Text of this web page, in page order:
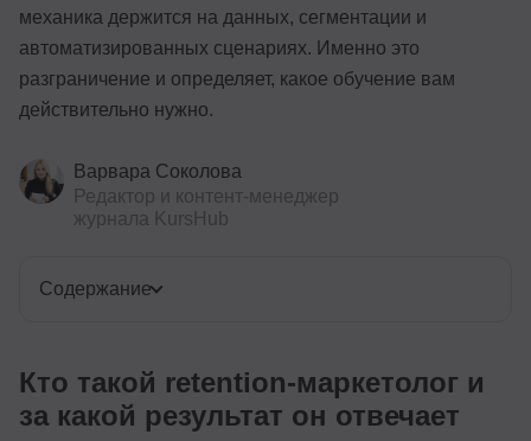
механика держится на данных, сегментации и
автоматизированных сценариях. Именно это
разграничение и определяет, какое обучение вам
действительно нужно.
Варвара Соколова
Редактор и контент-менеджер
журнала KursHub
Содержание
Кто такой retention-маркетолог и
за какой результат он отвечает